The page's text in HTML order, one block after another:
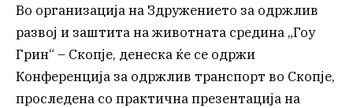
Во организација на Здружението за одржлив
развој и заштита на животната средина „Гоу
Грин“ – Скопје, денеска ќе се одржи
Конференција за одржлив транспорт во Скопје,
проследена со практична презентација на